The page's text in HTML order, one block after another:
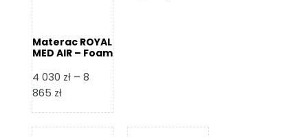
Materac ROYAL
MED AIR – Foam
4 030 zł – 8
865 złZakres
od